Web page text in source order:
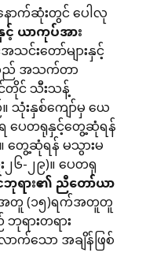
ာက်ဆုံးတွင် ပေါလု
ယာကုပ်အား
းတော်များနှင့်
ည် အသက်တာ
င်တိုင် သီးသန့်
းနှစ်ကျော်မှ ယေ
ပေတရုနှင့်တွေ့ဆုံရန်
တွေ့ဆုံရန် မသွားမ
၆-၂၉)။ ပေတရု
ရား၏ညီတော်ယာ
တူ (၁၅)ရက်အတူတူ
ားတရား
ာက်သော အချိန်ဖြစ်